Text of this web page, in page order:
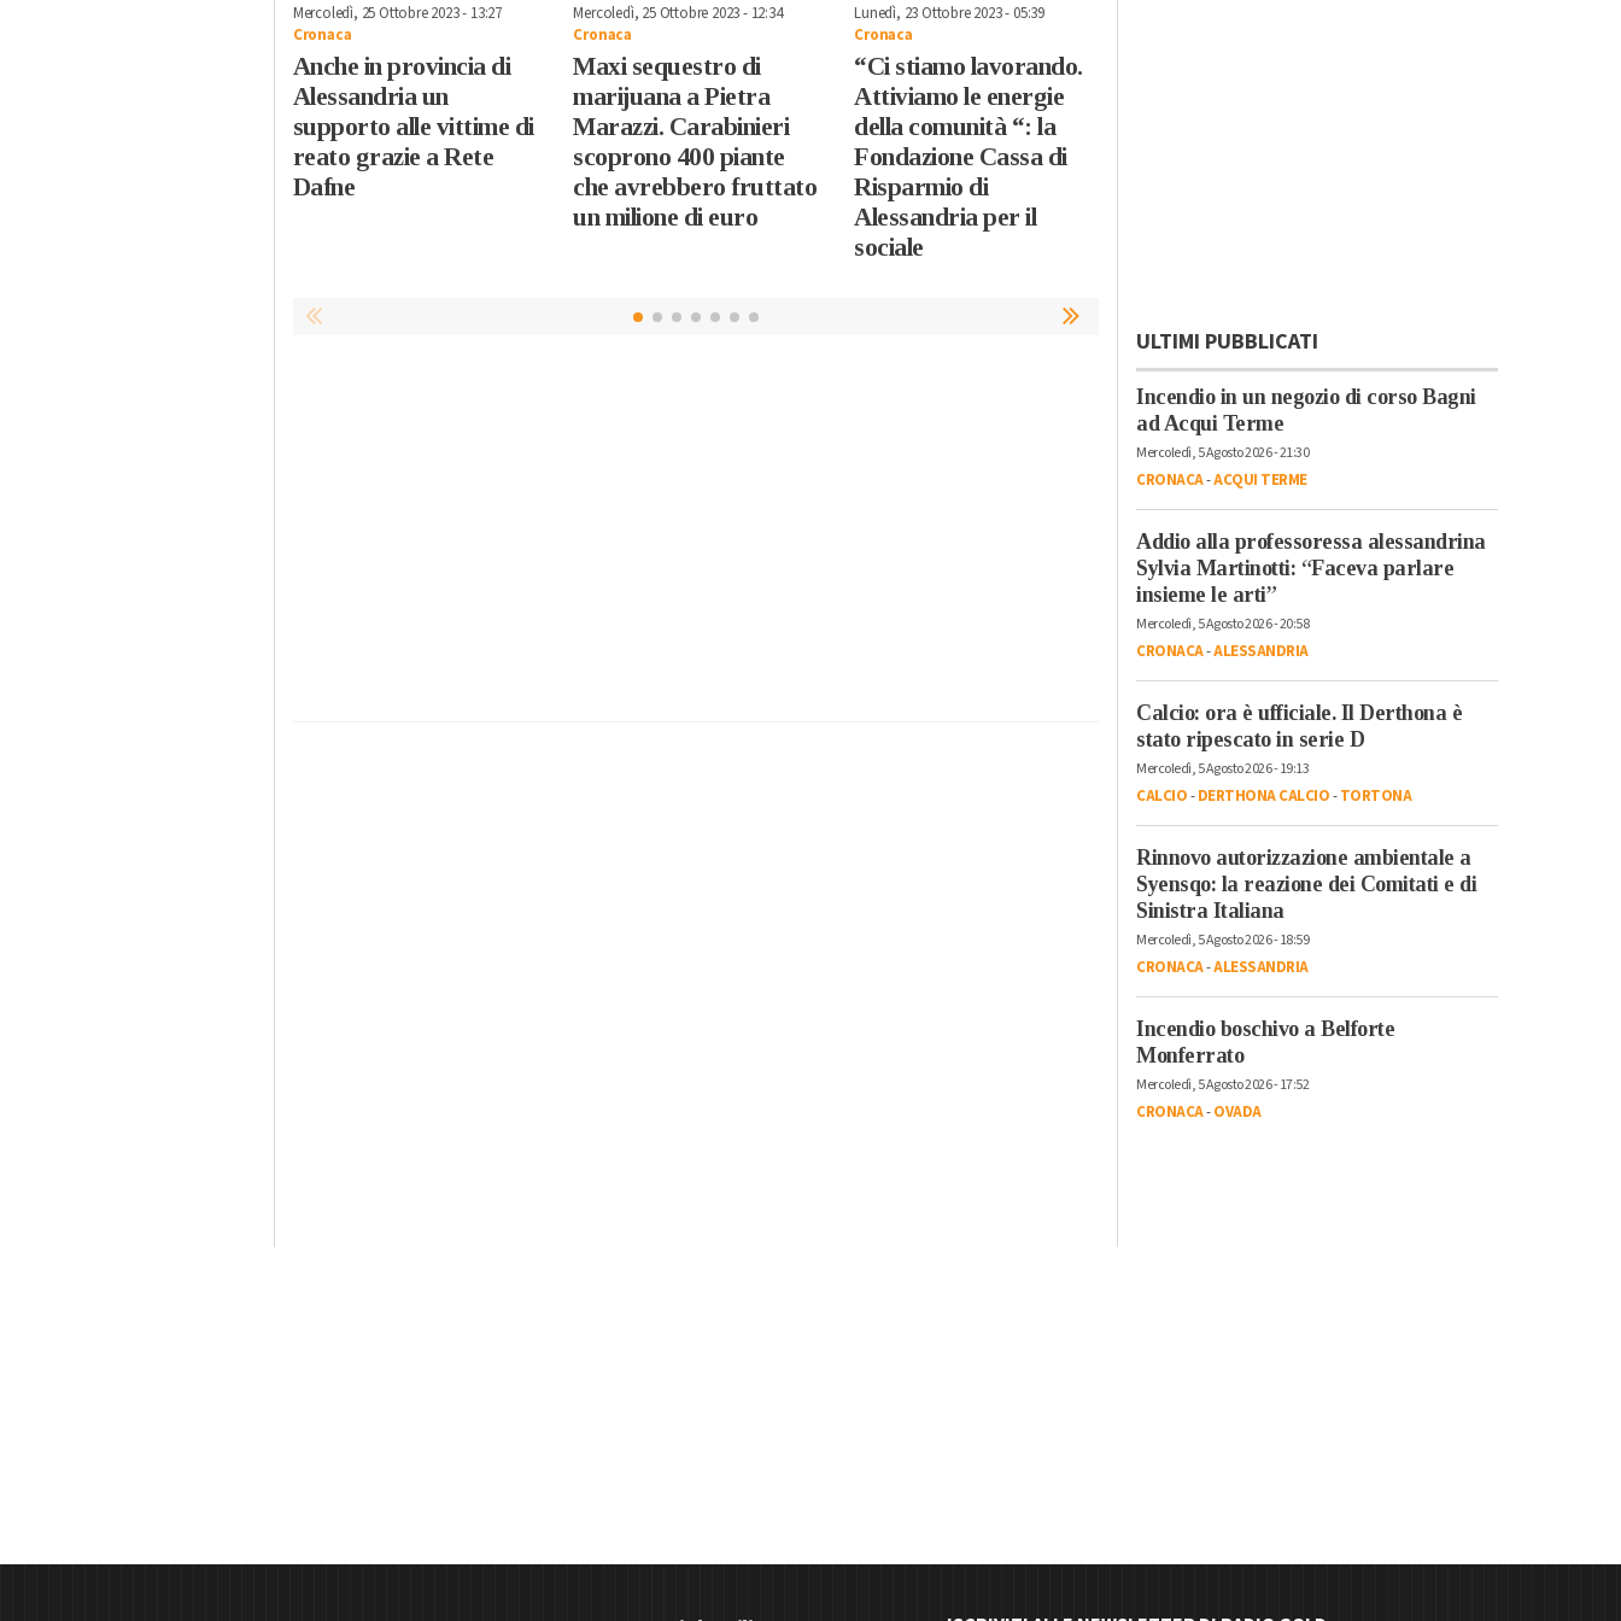
Mercoledì, 25 Ottobre 2023 - 13:27
Cronaca
Anche in provincia di
Alessandria un
supporto alle vittime di
reato grazie a Rete
Dafne
Mercoledì, 25 Ottobre 2023 - 12:34
Cronaca
Maxi sequestro di
marijuana a Pietra
Marazzi. Carabinieri
scoprono 400 piante
che avrebbero fruttato
un milione di euro
Lunedì, 23 Ottobre 2023 - 05:39
Cronaca
“Ci stiamo lavorando.
Attiviamo le energie
della comunità “: la
Fondazione Cassa di
Risparmio di
Alessandria per il
sociale
ULTIMI PUBBLICATI
Incendio in un negozio di corso Bagni
ad Acqui Terme
Mercoledì, 5 Agosto 2026 - 21:30
CRONACA-ACQUI TERME
Addio alla professoressa alessandrina
Sylvia Martinotti: “Faceva parlare
insieme le arti”
Mercoledì, 5 Agosto 2026 - 20:58
CRONACA-ALESSANDRIA
Calcio: ora è ufficiale. Il Derthona è
stato ripescato in serie D
Mercoledì, 5 Agosto 2026 - 19:13
CALCIO-DERTHONA CALCIO-TORTONA
Rinnovo autorizzazione ambientale a
Syensqo: la reazione dei Comitati e di
Sinistra Italiana
Mercoledì, 5 Agosto 2026 - 18:59
CRONACA-ALESSANDRIA
Incendio boschivo a Belforte
Monferrato
Mercoledì, 5 Agosto 2026 - 17:52
CRONACA-OVADA